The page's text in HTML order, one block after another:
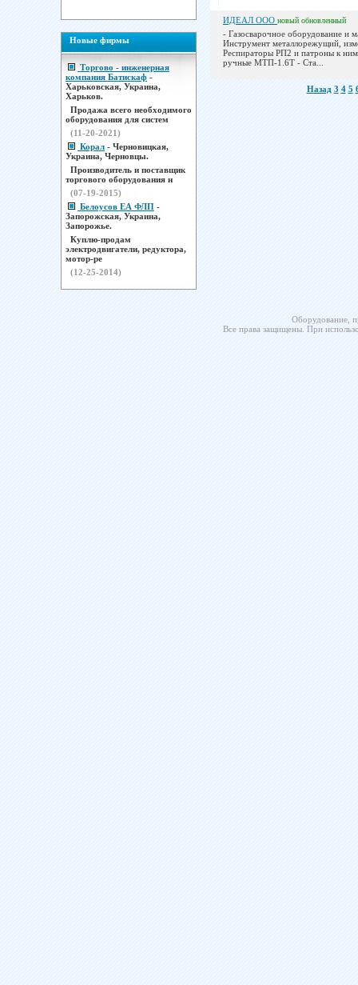
Новые фирмы
Торгово - инженерная
компания Батискаф -
Харьковская, Украина,
Харьков.
Продажа всего необходимого
оборудования для систем
(11-20-2021)
Корал - Черновицкая,
Украина, Черновцы.
Производитель и поставщик
торгового оборудования н
(07-19-2015)
Белоусов ЕА ФЛП -
Запорожская, Украина,
Запорожье.
Куплю-продам
электродвигатели, редуктора,
мотор-ре
(12-25-2014)
ИДЕАЛ ООО новый обновленный
- Газосварочное оборудование и
Инструмент металлорежущий,
Респираторы РП2 и патроны к
ручные МТП-1.6Т - Ста...
Назад 3 4 5
Оборудование,
Все права защищены. При